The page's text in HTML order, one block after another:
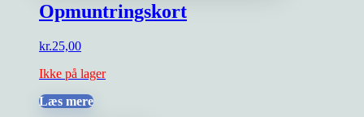
Opmuntringskort
kr.25,00
Ikke på lager
Læs mere